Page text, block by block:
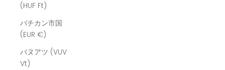
(HUF Ft)
バチカン市国
(EUR €)
バヌアツ (VUV
Vt)